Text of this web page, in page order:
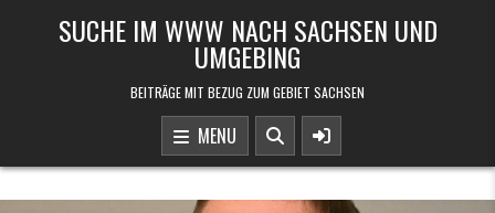
SUCHE IM WWW NACH SACHSEN UND
UMGEBING
BEITRÄGE MIT BEZUG ZUM GEBIET SACHSEN
MENU